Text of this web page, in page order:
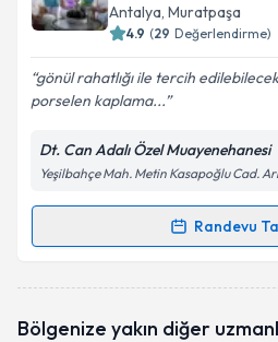
Antalya, Muratpaşa
4.9 (29 Değerlendirme)
gönül rahatlığı ile tercih
porselen kaplama...
Dt. Can Adalı Özel Muayenehanesi
Yeşilbahçe Mah. Metin Kasapoğlu Cad.
Randevu
Randevu Takvimi Talebi
Size bu uzmandan randevu
Bölgenize yakın diğer